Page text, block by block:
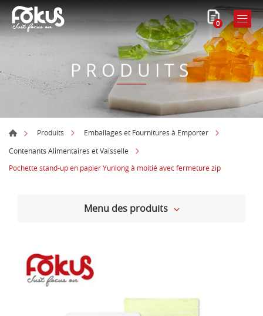
0
PRODUITS
Produits
Emballages et Fournitures à Emporter
Contenants Alimentaires et Vaisselle
Pochette stand-up en papier Yunlong à moitié avec fermeture zip
Menu des produits